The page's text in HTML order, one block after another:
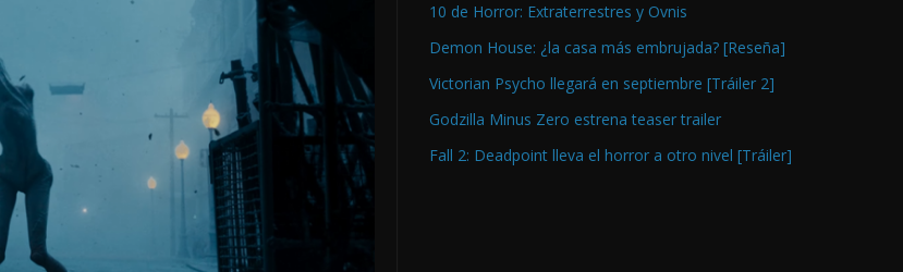
10 de Horror: Extraterrestres y Ovnis
Demon House: ¿la casa más embrujada? [Reseña]
Victorian Psycho llegará en septiembre [Tráiler 2]
Godzilla Minus Zero estrena teaser trailer
Fall 2: Deadpoint lleva el horror a otro nivel [Tráiler]